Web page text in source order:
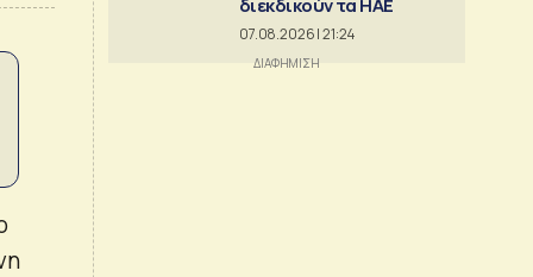
διεκδικούν τα ΗΑΕ
07.08.2026 | 21:24